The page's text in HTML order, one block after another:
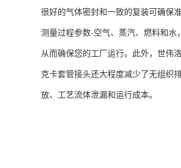
很好的气体密封和一致的复装可确保
测量过程参数-空气、蒸汽、燃料和水，
从而确保您的工厂运行。此外，世伟
克卡套管接头还大程度减少了无组织
放、工艺流体泄漏和运行成本。